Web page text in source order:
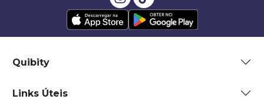
Quibity
Links Úteis